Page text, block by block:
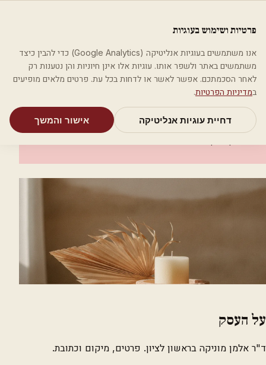
מאמריםקטגוריותחיפושאודות
בית קטגוריות רופאי עור ומין ד"ר אלמן מוניקה
רופאי עור ומין
ד"ר אלמן מוניקה
על העסק
ד"ר אלמן מוניקה בראשון לציון. פרטים, מיקום וכתובת.
פרטיות ושימוש בעוגיות
אנו משתמשים בעוגיות אנליטיקה (Google Analytics) כדי להבין כיצד
משתמשים באתר ולשפר אותו. עוגיות אלו אינן חיוניות והן נטענות רק
לאחר הסכמתכם. אפשר לאשר או לדחות בכל עת. פרטים מלאים מופיעים
במדיניות הפרטיות.
דחיית עוגיות אנליטיקה אישור והמשך